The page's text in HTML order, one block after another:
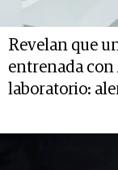
Revelan que
entrenada con
laboratorio: